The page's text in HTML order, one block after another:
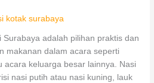
kotak surabaya
Surabaya adalah pilihan praktis dan
makanan dalam acara seperti
acara keluarga besar lainnya. Nasi
nasi putih atau nasi kuning, lauk